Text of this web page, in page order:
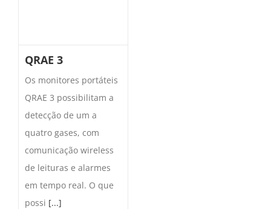
QRAE 3
Os monitores portáteis
QRAE 3 possibilitam a
detecção de um a
quatro gases, com
comunicação wireless
de leituras e alarmes
em tempo real. O que
possi [...]